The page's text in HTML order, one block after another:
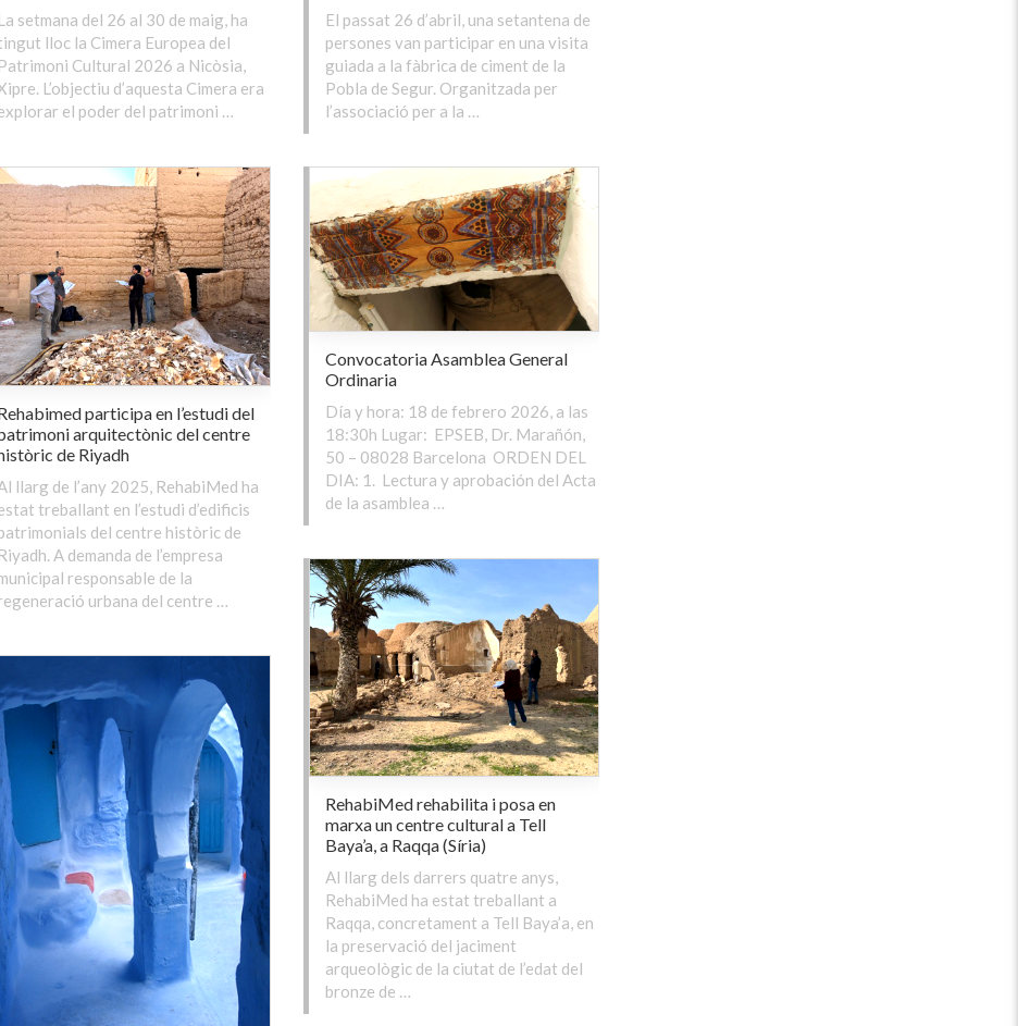
La setmana del 26 al 30 de maig, ha
lloc la Cimera Europea del
Patrimoni Cultural 2026 a Nicòsia,
L’objectiu d’aquesta Cimera era
el poder del patrimoni …
El passat 26 d’abril, una setantena de
persones van participar en una visita
guiada a la fàbrica de ciment de la
Pobla de Segur. Organitzada per
l’associació per a la …
participa en l’estudi del
arquitectònic del centre
de Riyadh
llarg de l’any 2025, RehabiMed ha
treballant en l’estudi d’edificis
del centre històric de
Riyadh. A demanda de l’empresa
responsable de la
urbana del centre …
Convocatoria Asamblea General
Ordinaria
Día y hora: 18 de febrero 2026, a las
18:30h Lugar: EPSEB, Dr. Marañón,
50 – 08028 Barcelona ORDEN DEL
DIA: 1. Lectura y aprobación del Acta
de la asamblea …
RehabiMed rehabilita i posa en
marxa un centre cultural a Tell
Baya’a, a Raqqa (Síria)
Al llarg dels darrers quatre anys,
RehabiMed ha estat treballant a
Raqqa, concretament a Tell Baya’a, en
la preservació del jaciment
arqueològic de la ciutat de l’edat del
bronze de …